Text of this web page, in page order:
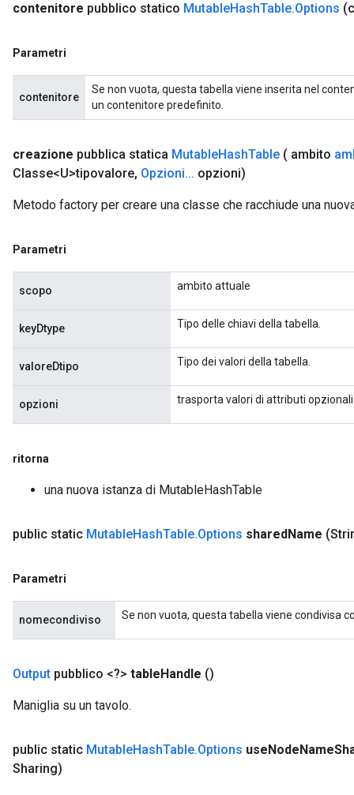
contenitore pubblico statico MutableHashTable.Options
Parametri
contenitore
Se non vuota, questa tabella viene inserita nel
un contenitore predefinito.
creazione pubblica statica MutableHashTable ( ambito
Classe<U>tipovalore, Opzioni... opzioni)
Metodo factory per creare una classe che racchiude una
Parametri
scopo ambito attuale
keyDtype Tipo delle chiavi della tabella.
valoreDtipo Tipo dei valori della tabella.
opzioni trasporta valori di attributi opzionali
ritorna
una nuova istanza di MutableHashTable
public static MutableHashTable.Options sharedName
Parametri
nomecondiviso Se non vuota, questa tabella viene condivisa
Output pubblico <?> tableHandle ()
Maniglia su un tavolo.
public static MutableHashTable.Options useNodeName
Sharing)